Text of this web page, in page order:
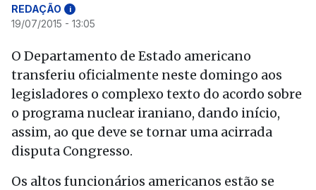
REDAÇÃO i
19/07/2015 - 13:05
O Departamento de Estado americano
transferiu oficialmente neste domingo aos
legisladores o complexo texto do acordo sobre
o programa nuclear iraniano, dando início,
assim, ao que deve se tornar uma acirrada
disputa Congresso.
Os altos funcionários americanos estão se